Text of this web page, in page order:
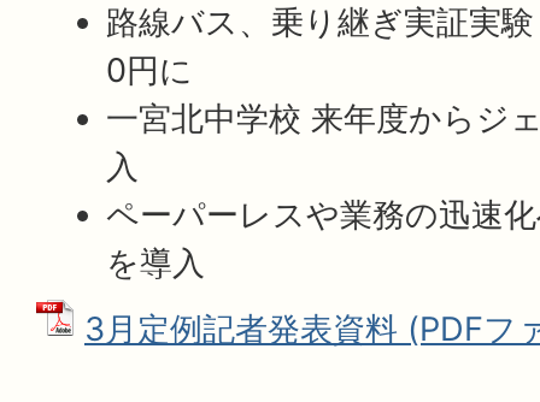
路線バス、乗り継ぎ実証実
0円に
一宮北中学校 来年度からジ
入
ペーパーレスや業務の迅速
を導入
3月定例記者発表資料 (PDFフ